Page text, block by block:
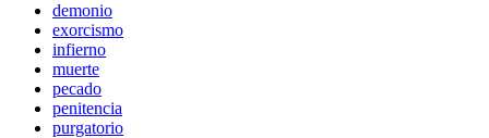
demonio
exorcismo
infierno
muerte
pecado
penitencia
purgatorio